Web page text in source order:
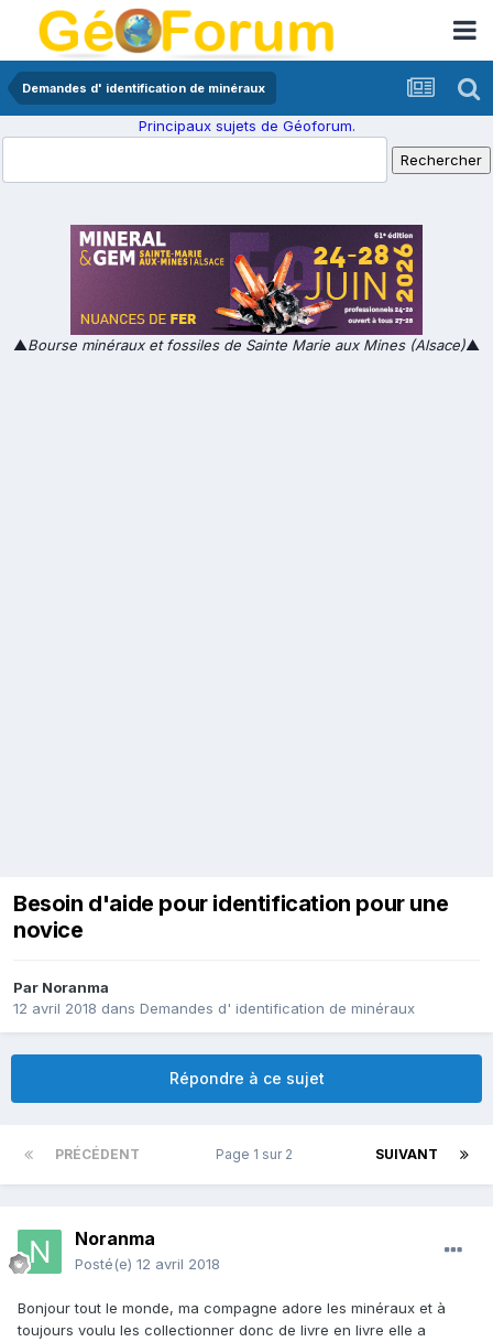
Demandes d' identification de minéraux
Principaux sujets de Géoforum.
▲Bourse minéraux et fossiles de Sainte Marie aux Mines (Alsace)▲
Besoin d'aide pour identification pour une
novice
Par Noranma
12 avril 2018 dans Demandes d' identification de minéraux
Répondre à ce sujet
PRÉCÉDENT SUIVANT
Page 1 sur 2
Noranma
Posté(e) 12 avril 2018
Bonjour tout le monde, ma compagne adore les minéraux et à
toujours voulu les collectionner donc de livre en livre elle a